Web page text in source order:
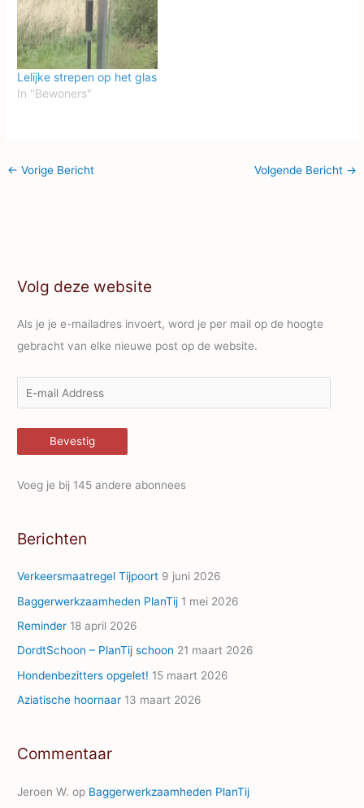
Lelijke strepen op het glas
In "Bewoners"
← Vorige Bericht Volgende Bericht →
Volg deze website
Als je je e-mailadres invoert, word je per mail op de hoogte
gebracht van elke nieuwe post op de website.
-
m
a
d
r
e
s
s
Bevestig
Voeg je bij 145 andere abonnees
Berichten
Verkeersmaatregel Tijpoort 9 juni 2026
Baggerwerkzaamheden PlanTij 1 mei 2026
Reminder 18 april 2026
DordtSchoon – PlanTij schoon 21 maart 2026
Hondenbezitters opgelet! 15 maart 2026
Aziatische hoornaar 13 maart 2026
Commentaar
Jeroen W. op Baggerwerkzaamheden PlanTij